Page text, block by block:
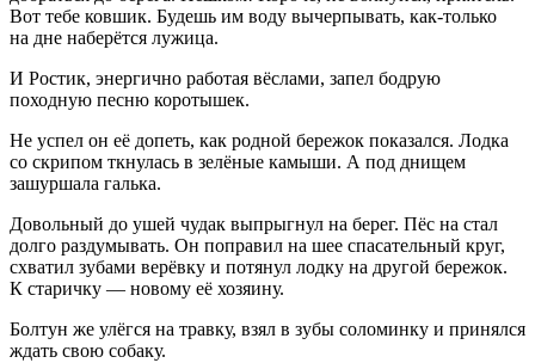
Вот тебе ковшик. Будешь им воду вычерпывать, как-только
на дне наберётся лужица.
И Ростик, энергично работая вёслами, запел бодрую
походную песню коротышек.
Не успел он её допеть, как родной бережок показался. Лодка
со скрипом ткнулась в зелёные камыши. А под днищем
зашуршала галька.
Довольный до ушей чудак выпрыгнул на берег. Пёс на стал
долго раздумывать. Он поправил на шее спасательный круг,
схватил зубами верёвку и потянул лодку на другой бережок.
К старичку — новому её хозяину.
Болтун же улёгся на травку, взял в зубы соломинку и принялся
ждать свою собаку.